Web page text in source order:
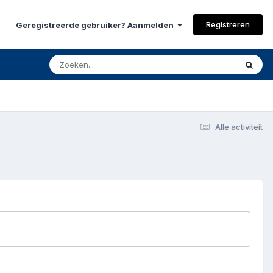
Geregistreerde gebruiker? Aanmelden Registreren
Alle activiteit